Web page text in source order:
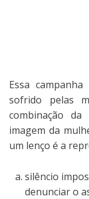
Essa
sofrido pelas
combinação
imagem da
um lenço é a
silêncio
denunciar o